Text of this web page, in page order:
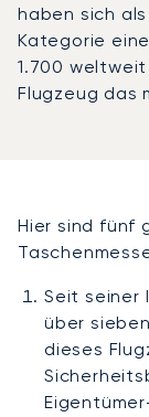
haben sich
Kategorie
1.700
Flugzeug das
Hier sind fünf
Seit seiner
über
dieses